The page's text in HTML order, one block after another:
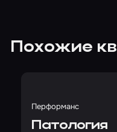
Похожие
Перформанс
Патология